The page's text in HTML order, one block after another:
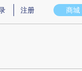
意图存在偏差。不代表财
商城
注册